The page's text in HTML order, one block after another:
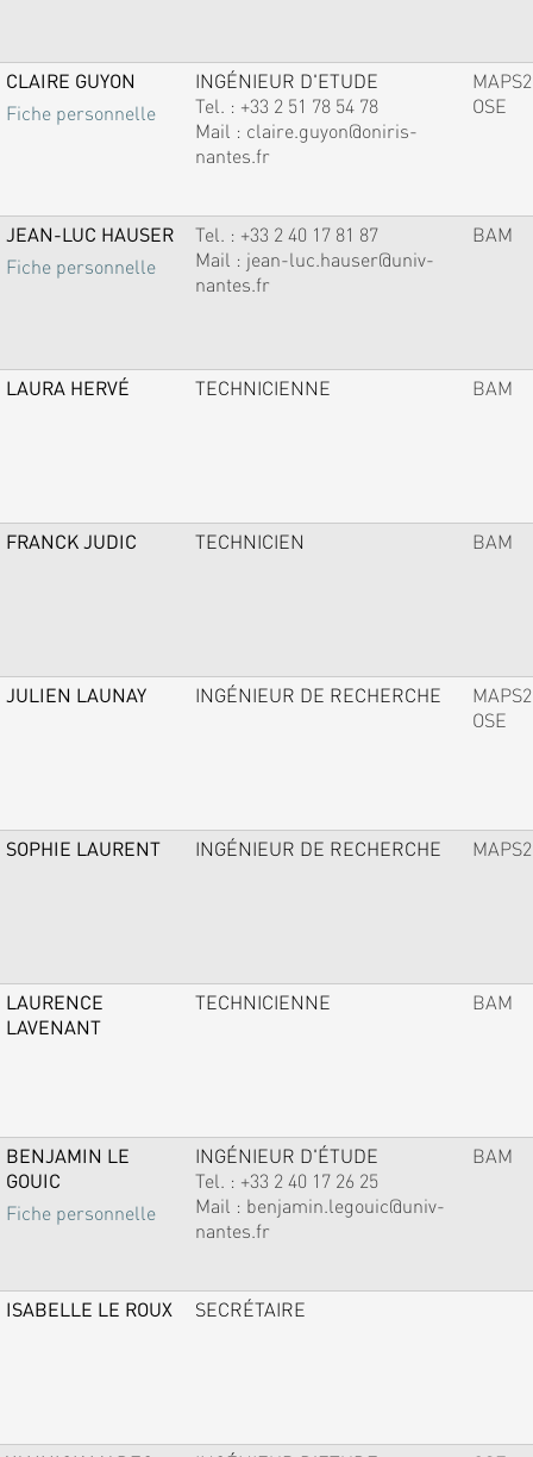
CLAIRE GUYON
Fiche personnelle
INGÉNIEUR D'ETUDE
Tel. : +33 2 51 78 54 78
Mail : claire.guyon@oniris-
nantes.fr
MAPS2
OSE
JEAN-LUC HAUSER
Fiche personnelle
Tel. : +33 2 40 17 81 87
Mail : jean-luc.hauser@univ-
nantes.fr
BAM
LAURA HERVÉ TECHNICIENNE BAM
FRANCK JUDIC TECHNICIEN BAM
JULIEN LAUNAY INGÉNIEUR DE RECHERCHE
MAPS2
OSE
SOPHIE LAURENT INGÉNIEUR DE RECHERCHE MAPS2
LAURENCE
LAVENANT
TECHNICIENNE BAM
BENJAMIN LE
GOUIC
Fiche personnelle
INGÉNIEUR D'ÉTUDE
Tel. : +33 2 40 17 26 25
Mail : benjamin.legouic@univ-
nantes.fr
BAM
ISABELLE LE ROUX SECRÉTAIRE